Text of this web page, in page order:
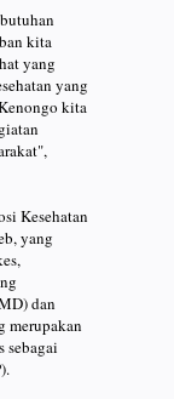
kita
yang
yang
kita
Kesehatan
yang
dan
merupakan
sebagai